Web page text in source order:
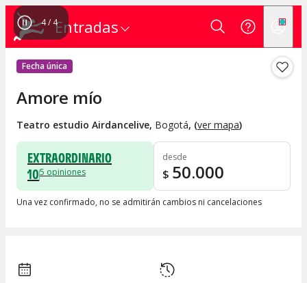
Entradas
4/ 4
Fecha única
Amore mío
Teatro estudio Airdancelive, Bogotá, (ver mapa)
EXTRAORDINARIO
105 opiniones
desde
$ 50.000
Una vez confirmado, no se admitirán cambios ni cancelaciones